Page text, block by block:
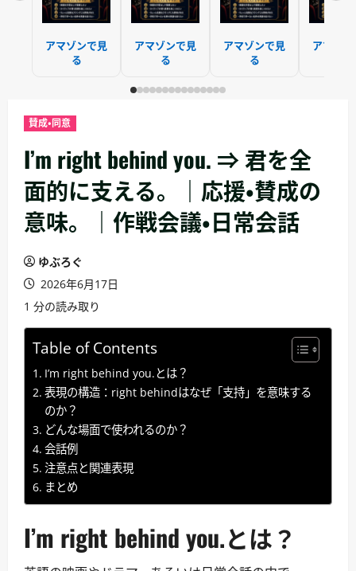
アマゾンで見
る
アマゾンで見
る
アマゾンで見
る
アマゾ
賛成・同意
I’m right behind you. ⇒ 君を全
面的に支える。｜応援・賛成の
意味。｜作戦会議・日常会話
ゆぶろぐ
2026年6月17日
1 分の読み取り
Table of Contents
I’m right behind you.とは？
表現の構造：right behindはなぜ「支持」を意味する
のか？
どんな場面で使われるのか？
会話例
注意点と関連表現
まとめ
I’m right behind you.とは？